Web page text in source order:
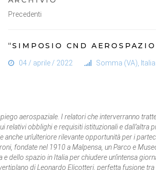
Precedenti
“SIMPOSIO CND
04 / aprile / 2022 Somma (VA), Italia
aerospaziale. I relatori che interverranno
obblighi e requisiti istituzionali e dall’altra
un’ulteriore rilevante opportunità per i
fondate nel 1910 a Malpensa, un Parco e
dello spazio in Italia per chiudere un’intensa
di Leonardo Elicotteri, perfetta fusione